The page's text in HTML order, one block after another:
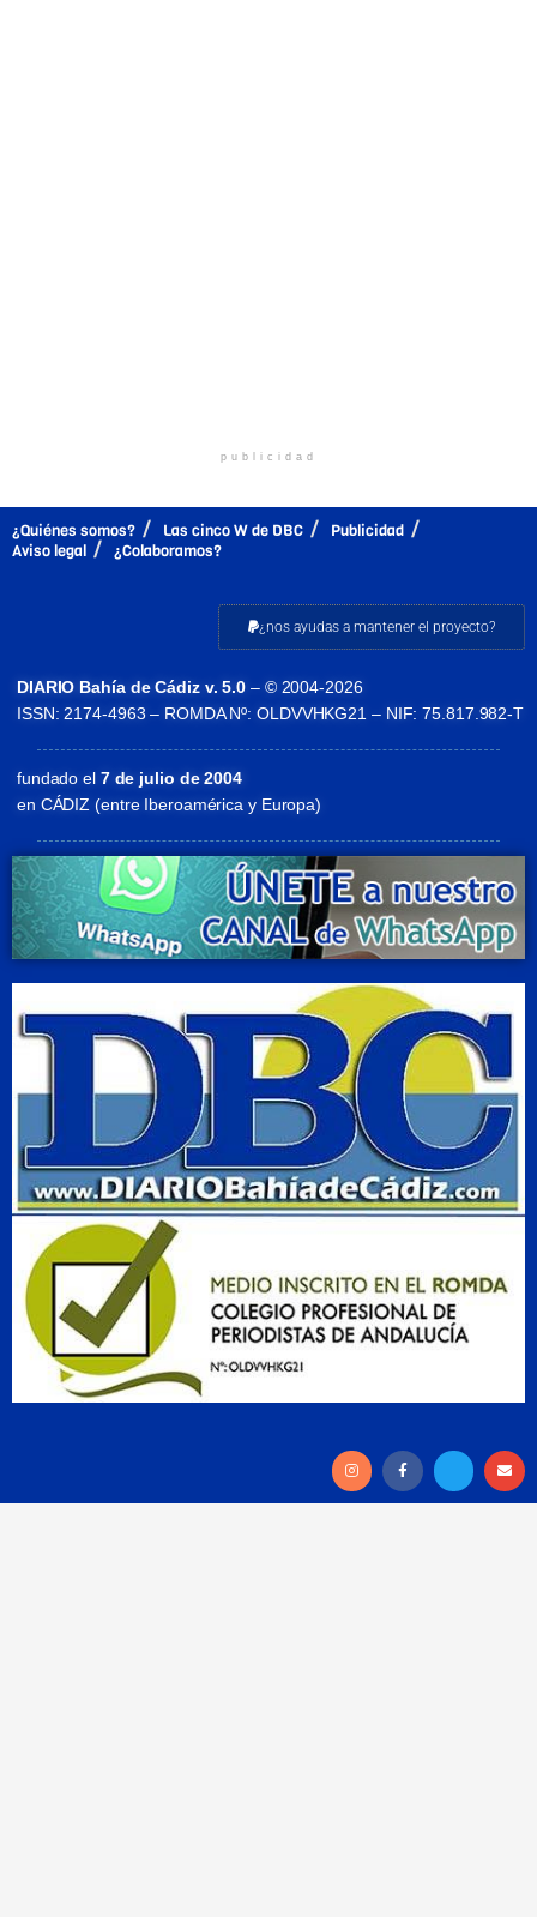
publicidad
¿Quiénes somos? Las cinco W de DBC
Publicidad
Aviso legal
¿Colaboramos?
¿nos ayudas a mantener el proyecto?
DIARIO Bahía de Cádiz v. 5.0 – © 2004-2026
ISSN: 2174-4963 – ROMDA Nº: OLDVVHKG21 – NIF: 75.817.982-T
fundado el7 de julio de 2004
en CÁDIZ (entre Iberoamérica y Europa)